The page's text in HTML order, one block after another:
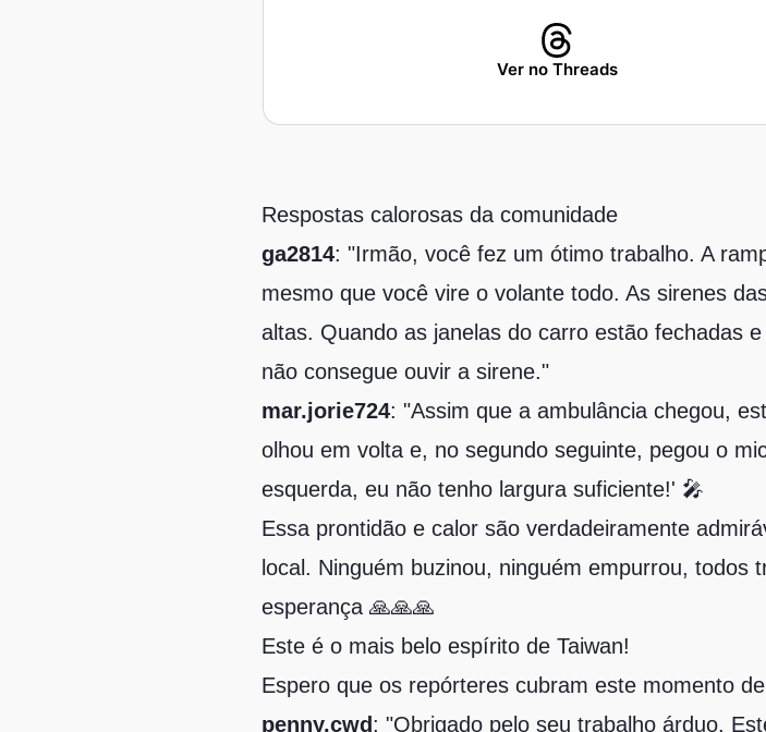
Ver no Threads
Respostas calorosas da comunidade
ga2814: "Irmão, você fez um ótimo trabalho. A
mesmo que você vire o volante todo. As sirenes
altas. Quando as janelas do carro estão fechadas
não consegue ouvir a sirene."
mar.jorie724: "Assim que a ambulância chegou,
olhou em volta e, no segundo seguinte, pegou o
esquerda, eu não tenho largura suficiente!' 🎤
Essa prontidão e calor são verdadeiramente
local. Ninguém buzinou, ninguém empurrou,
esperança 🙏🙏🙏
Este é o mais belo espírito de Taiwan!
Espero que os repórteres cubram este momento
penny.cwd : "Obrigado pelo seu trabalho árduo.